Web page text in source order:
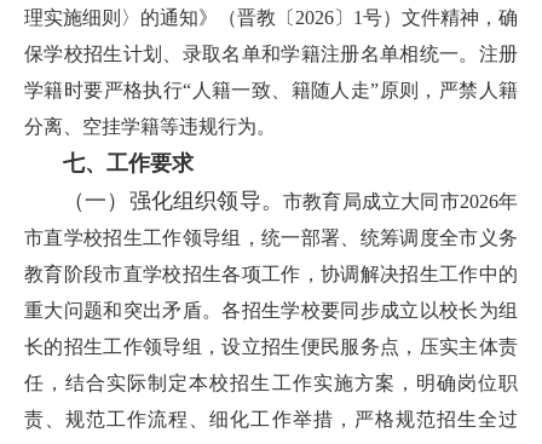
理实施细则〉的通知》（晋教〔2026〕1号）文件精神，确
保学校招生计划、录取名单和学籍注册名单相统一。注册
学籍时要严格执行“人籍一致、籍随人走”原则，严禁人籍
分离、空挂学籍等违规行为。
七、工作要求
（一） 强化组织领导。市教育局成立大同市2026年
市直学校招生工作领导组，统一部署、统筹调度全市义务
教育阶段市直学校招生各项工作，协调解决招生工作中的
重大问题和突出矛盾。各招生学校要同步成立以校长为组
长的招生工作领导组，设立招生便民服务点，压实主体责
任，结合实际制定本校招生工作实施方案，明确岗位职
责、规范工作流程、细化工作举措，严格规范招生全过